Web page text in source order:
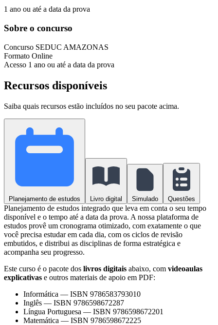
1 ano ou até a data da prova
Sobre o concurso
Concurso SEDUC AMAZONAS
Formato Online
Acesso 1 ano ou até a data da prova
Recursos disponíveis
Saiba quais recursos estão incluídos no seu pacote acima.
Planejamento de estudos Livro digital Simulado Questões
Planejamento de estudos integrado que leva em conta o seu tempo
disponível e o tempo até a data da prova. A nossa plataforma de
estudos provê um cronograma otimizado, com exatamente o que
você precisa estudar em cada dia, com os ciclos de revisão
embutidos, e distribui as disciplinas de forma estratégica e
acompanha seu progresso.
Este curso é o pacote dos livros digitais abaixo, com videoaulas
explicativas e outros materiais de apoio em PDF:
Informática — ISBN 9786583793010
Inglês — ISBN 9786598672287
Língua Portuguesa — ISBN 9786598672201
Matemática — ISBN 9786598672225